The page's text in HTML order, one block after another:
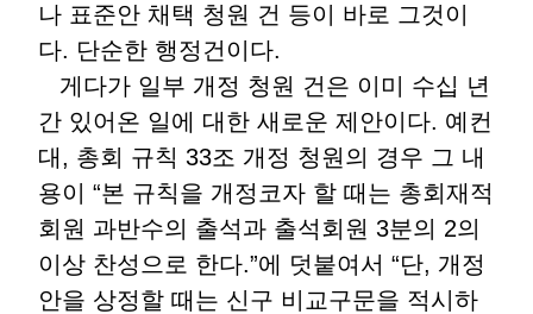
나 표준안 채택 청원 건 등이 바로 그것이
다. 단순한 행정건이다.
게다가 일부 개정 청원 건은 이미 수십 년
간 있어온 일에 대한 새로운 제안이다. 예컨
대, 총회 규칙 33조 개정 청원의 경우 그 내
용이 “본 규칙을 개정코자 할 때는 총회재적
회원 과반수의 출석과 출석회원 3분의 2의
이상 찬성으로 한다.”에 덧붙여서 “단, 개정
안을 상정할 때는 신구 비교구문을 적시하